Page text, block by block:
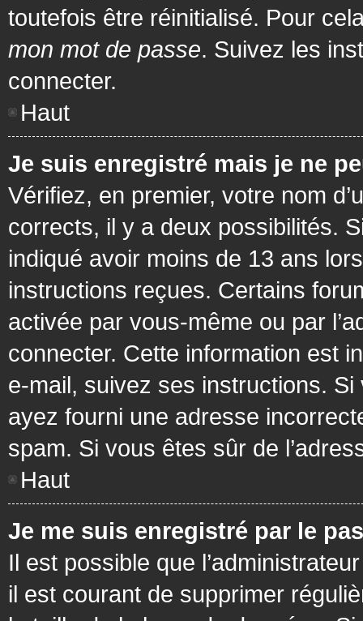
toutefois être réinitialisé. Pour
mon mot de passe. Suivez les
connecter.
Haut
Je suis enregistré mais je ne
Vérifiez, en premier, votre nom
corrects, il y a deux possibilités.
indiqué avoir moins de 13 ans
instructions reçues. Certains
activée par vous-même ou par
connecter. Cette information est
e-mail, suivez ses instructions. Si
ayez fourni une adresse
spam. Si vous êtes sûr de
Haut
Je me suis enregistré par le
Il est possible que
il est courant de supprimer